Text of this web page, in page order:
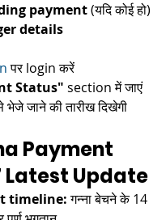
payment (यदि कोई हो)​
details
पर login करें​
Status" section में जाएं​
भेजे जाने की तारीख दिखेगी​
Payment
Latest Update
timeline: गन्ना बेचने के 14